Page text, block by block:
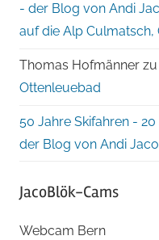
- der Blog von Andi
auf die Alp Culmatsch,
Thomas Hofmänner zu
Ottenleuebad
50 Jahre Skifahren -
der Blog von Andi
JacoBlök-Cams
Webcam Bern